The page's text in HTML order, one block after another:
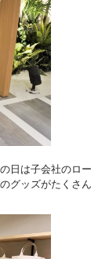
日は子会社のロー
グッズがたくさん